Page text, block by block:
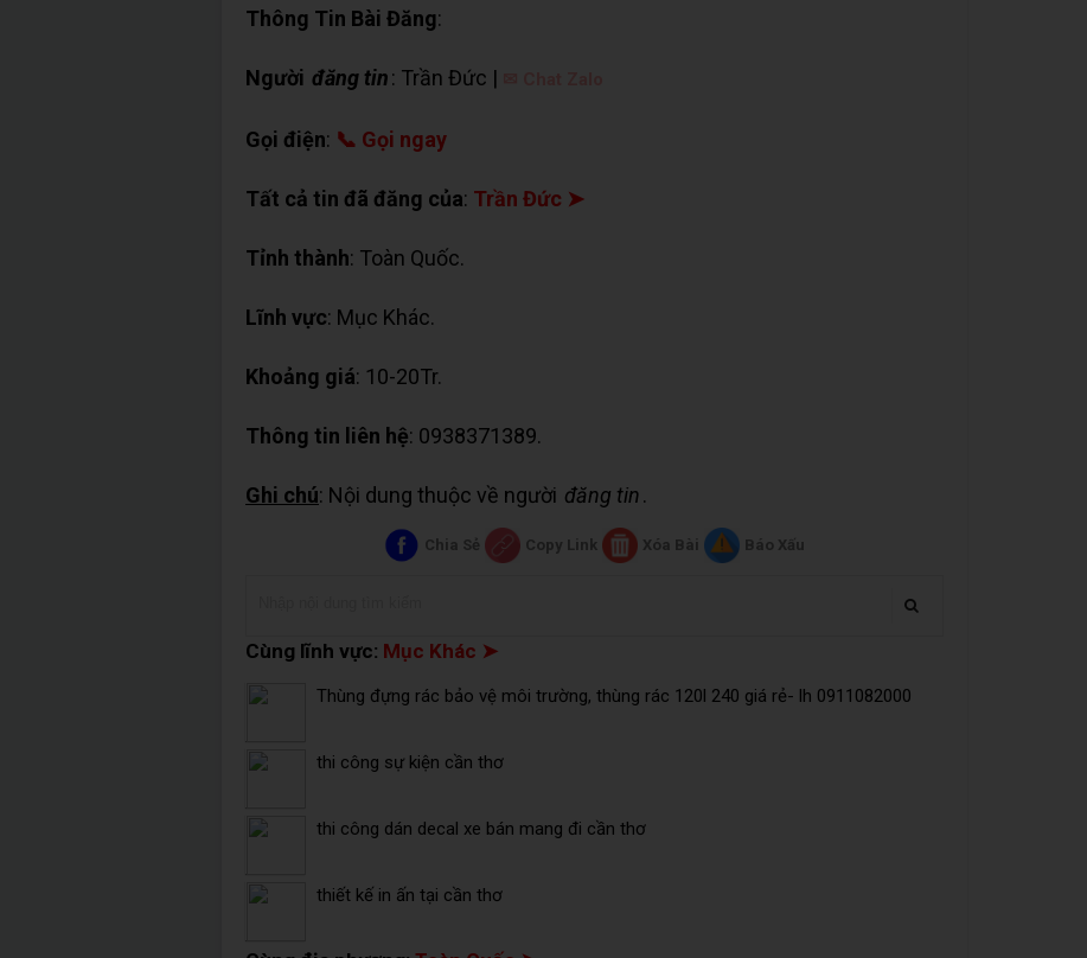
Thông Tin Bài Đăng:
Người đăng tin: Trần Đức |
Gọi điện: 📞 Gọi ngay
Tất cả tin đã đăng của: Trần Đức ➤
Tỉnh thành: Toàn Quốc.
Lĩnh vực: Mục Khác.
Khoảng giá: 10-20Tr.
Thông tin liên hệ: 0938371389.
Ghi chú: Nội dung thuộc về người đăng tin.
Chia Sẻ Copy Link Xóa Bài Báo Xấu
Cùng lĩnh vực: Mục Khác ➤
Thùng đựng rác bảo vệ môi trường, thùng rác 120l 240 giá rẻ- lh 0911082000
thi công sự kiện cần thơ
thi công dán decal xe bán mang đi cần thơ
thiết kế in ấn tại cần thơ